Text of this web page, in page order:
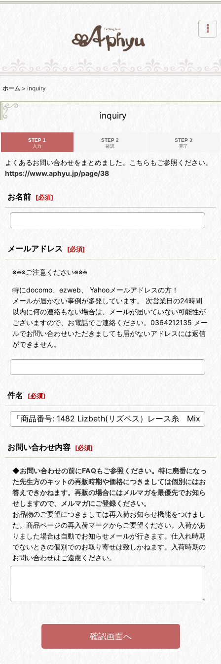
ホーム > inquiry
inquiry
STEP 1
入力
STEP 2
確認
STEP 3
完了
よくあるお問い合わせをまとめました。こちらもご参照ください。
https://www.aphyu.jp/page/38
お名前 [必須]
メールアドレス [必須]
※※※ご注意ください※※※
特にdocomo、ezweb、 Yahooメールアドレスの方！
メールが届かない事例が多発しています。 次営業日の24時間
以内に何の連絡もない場合は、メールが届いていない可能性が
ございますので、お電話でご連絡ください。0364212135 メー
ルでお問い合わせいただきましても届がないアドレスには返信
ができません。
件名 [必須]
お問い合わせ内容 [必須]
◆お問い合わせの前にFAQもご参照ください。特に廃番になっ
た先生方のキットの再販時期や価格につきましては個別にはお
答えできかねます。再販の場合にはメルマガを最優先でお知ら
せしますので、メルマガにご登録ください。
お品物のご要望につきましては再入荷お知らせ機能をつけまし
た。商品ページの再入荷マークからご要望ください。入荷があ
りました場合は自動でお知らせメールが行きます。仕入れ時期
でないときの個別でのお取り寄せは致しかねます。入荷時期の
お問い合わせはご遠慮ください。
確認画面へ